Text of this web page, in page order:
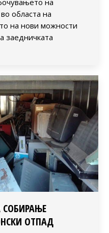
на
областа на
на нови можности
заедничката
СОБИРАЊЕ
ОТПАД